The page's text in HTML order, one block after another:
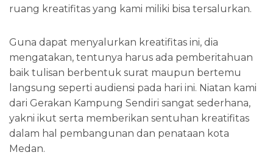
ruang kreatifitas yang kami miliki bisa tersalurkan.
Guna dapat menyalurkan kreatifitas ini, dia
mengatakan, tentunya harus ada pemberitahuan
baik tulisan berbentuk surat maupun bertemu
langsung seperti audiensi pada hari ini. Niatan kami
dari Gerakan Kampung Sendiri sangat sederhana,
yakni ikut serta memberikan sentuhan kreatifitas
dalam hal pembangunan dan penataan kota
Medan.